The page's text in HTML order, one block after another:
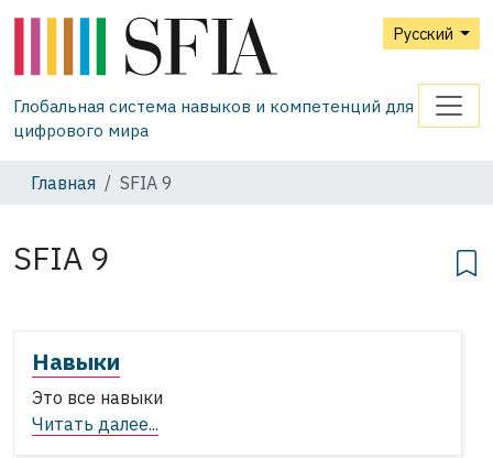
Русский
Глобальная система навыков и компетенций для
цифрового мира
Главная SFIA 9
SFIA 9
Навыки
Это все навыки
Читать далее...